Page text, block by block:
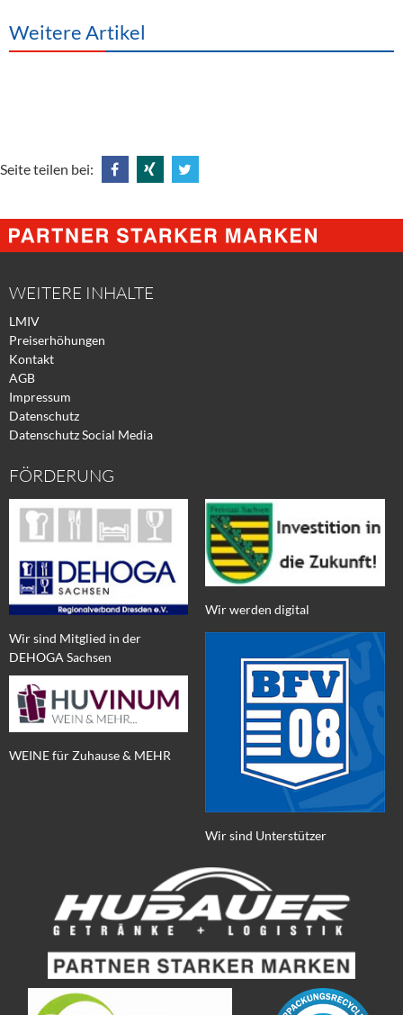
Weitere Artikel
Seite teilen bei:
@
Facebook
@
Xing
@
Twitter
WEITERE INHALTE
LMIV
Preiserhöhungen
Kontakt
AGB
Impressum
Datenschutz
Datenschutz Social Media
FÖRDERUNG
Wir sind Mitglied in der
DEHOGA Sachsen
WEINE für Zuhause & MEHR
Wir werden digital
Wir sind Unterstützer